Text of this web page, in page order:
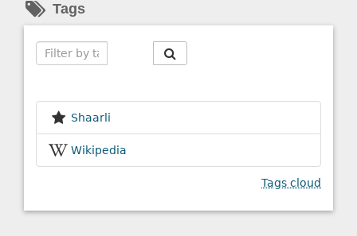
Tags
Shaarli
Wikipedia
Tags cloud